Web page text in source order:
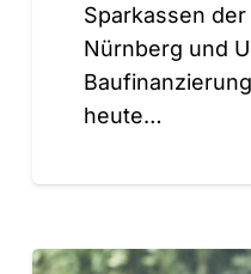
Sparkassen
Nürnberg und
heute…